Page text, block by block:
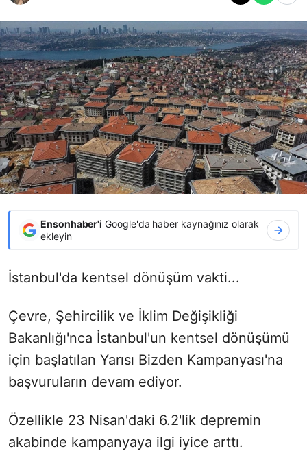
Ensonhaber'i Google'da haber kaynağınız olarak
ekleyin
İstanbul'da kentsel dönüşüm vakti...
Çevre, Şehircilik ve İklim Değişikliği
Bakanlığı'nca İstanbul'un kentsel dönüşümü
için başlatılan Yarısı Bizden Kampanyası'na
başvuruların devam ediyor.
Özellikle 23 Nisan'daki 6.2'lik depremin
akabinde kampanyaya ilgi iyice arttı.